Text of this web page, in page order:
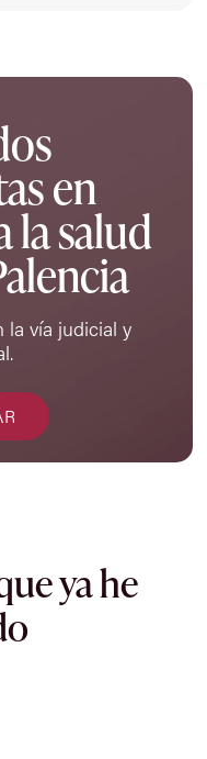
en
la salud
la vía judicial y
ya he